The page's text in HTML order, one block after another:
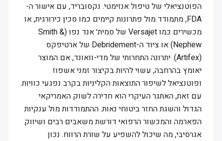
הפוטנציאלי של טיפול אנזימטי. נקסובריד, עם אישור ה-
FDA, מתמודד מול פתרונות קיימים כמו סכין כירורגית, או
מכשירים כמו Versajet של סמית׳ אנד נפו (Smith &
Nephew) או ציוד ה-Debridement של ארטיפקס
(Artifex). יתרונה התחרותי של מדי-וואונד, אם המוצר
יאומץ בהרחבה, עשוי להיות בקיצור זמני אשפוז
ופוטנציאל לשיפור התוצאות הקליניות בקרב נפגעי כוויות.
עם זאת, האתגר העיקרי הוא חדירה לשוק האמריקאי
הגדול והשגת החזר ביטוחי נאות. ההתמודדות מול ענקיות
הפארמה והמכשור הרפואי דורשת משאבים רבים ושיווק
אגרסיבי, מה שיכול להשפיע על שורת הרווח. נכון